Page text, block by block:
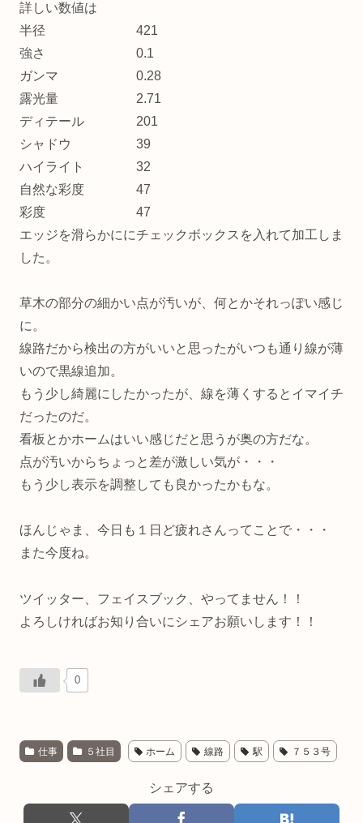
詳しい数値は
半径 421
強さ 0.1
ガンマ 0.28
露光量 2.71
ディテール 201
シャドウ 39
ハイライト 32
自然な彩度 47
彩度 47
エッジを滑らかににチェックボックスを入れて加工しま
した。
草木の部分の細かい点が汚いが、何とかそれっぽい感じ
に。
線路だから検出の方がいいと思ったがいつも通り線が薄
いので黒線追加。
もう少し綺麗にしたかったが、線を薄くするとイマイチ
だったのだ。
看板とかホームはいい感じだと思うが奥の方だな。
点が汚いからちょっと差が激しい気が・・・
もう少し表示を調整しても良かったかもな。
ほんじゃま、今日も１日ど疲れさんってことで・・・
また今度ね。
ツイッター、フェイスブック、やってません！！
よろしければお知り合いにシェアお願いします！！
0
仕事 ５社目 ホーム 線路 駅 ７５３号
シェアする